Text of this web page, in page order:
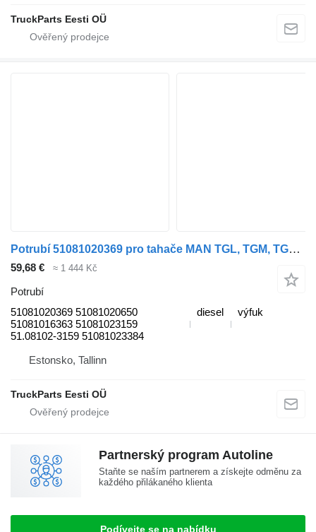
TruckParts Eesti OÜ
Potrubí 51081020369 pro tahače MAN TGL, TGM, TGS, TGX (2005-2021)
59,68 € ≈ 1 444 Kč
Potrubí
51081020369 51081020650
51081016363 51081023159
51.08102-3159 51081023384
diesel výfuk
Estonsko, Tallinn
TruckParts Eesti OÜ
Partnerský program Autoline
Staňte se naším partnerem a získejte odměnu za
každého přilákaného klienta
Podívejte se na nabídku